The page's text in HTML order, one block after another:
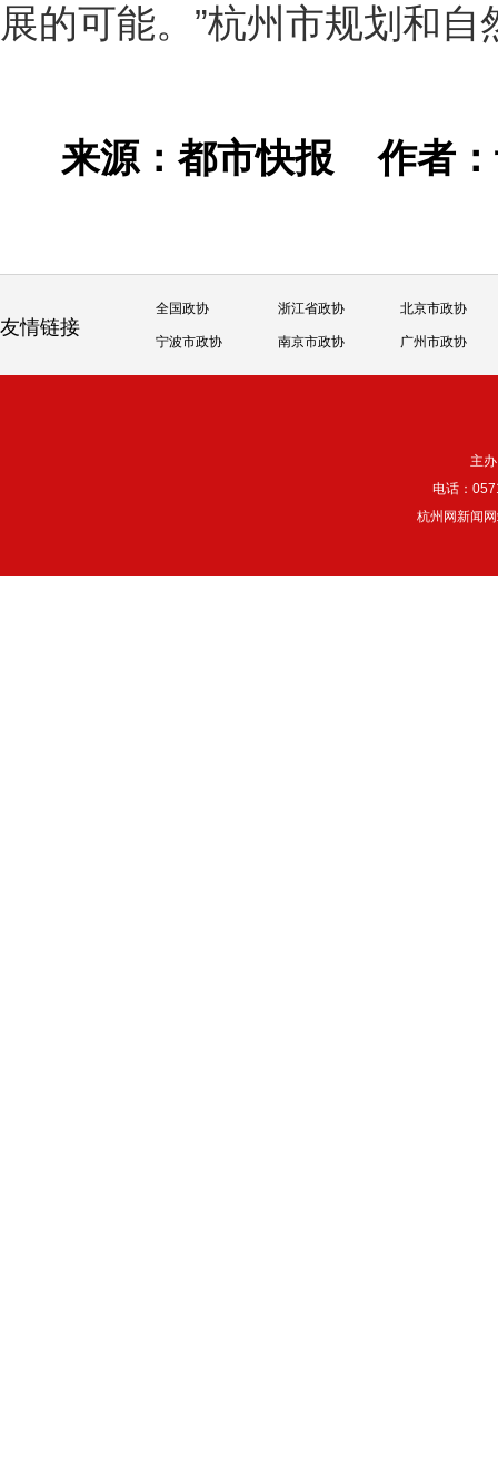
展的可能。”杭州市规划和
来源：都市快报作者
友情链接
全国政协 浙江省政协 北京市政协
宁波市政协 南京市政协 广州市政协
主
电话：
杭州网新闻